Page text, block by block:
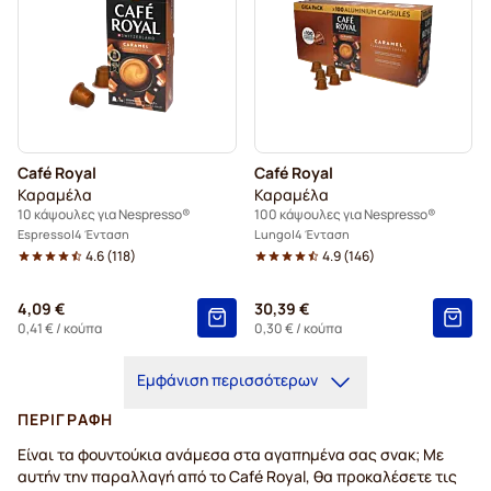
Café Royal
Καραμέλα
10 κάψουλες για Nespresso®
Espresso 4 Ένταση
4.6(118)
4,09 €
0,41 €/ κούπα
Café Royal
Καραμέλα
100 κάψουλες για Nespresso®
Lungo 4 Ένταση
4.9(146)
30,39 €
0,30 €/ κούπα
Εμφάνιση περισσότερων
ΠΕΡΙΓΡΑΦΉ
Είναι τα φουντούκια ανάμεσα στα αγαπημένα σας σνακ; Με
αυτήν την παραλλαγή από το Café Royal, θα προκαλέσετε τις